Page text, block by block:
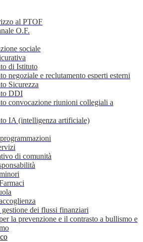
al PTOF
O.F.
sociale
di Istituto
negoziale e reclutamento esperti esterni
Sicurezza
DDI
convocazione riunioni collegiali a
IA (intelligenza artificiale)
di comunità
dei flussi finanziari
la prevenzione e il contrasto a bullismo e